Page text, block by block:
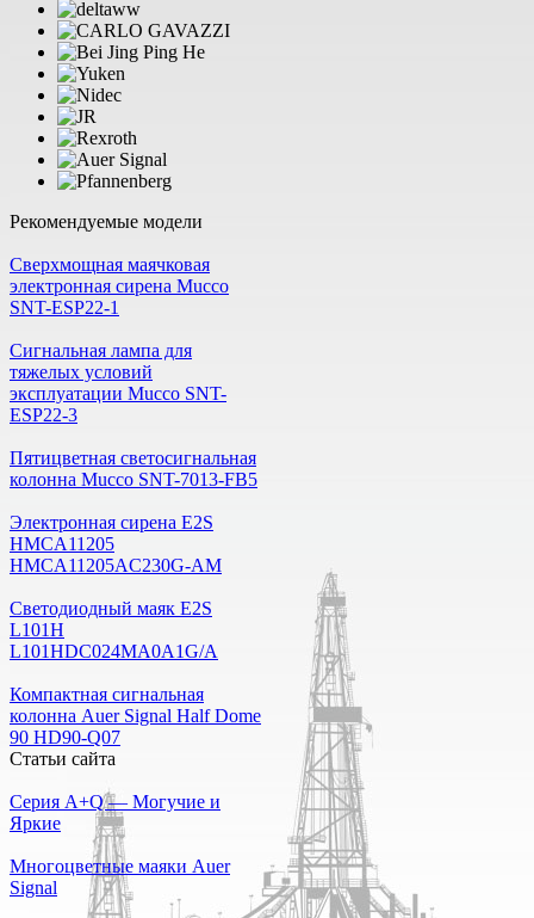
Рекомендуемые модели
Cверхмощная маячковая
электронная сирена Mucco
SNT-ESP22-1
Сигнальная лампа для
тяжелых условий
эксплуатации Mucco SNT-
ESP22-3
Пятицветная светосигнальная
колонна Mucco SNT-7013-FB5
Электронная сирена E2S
HMCA11205
HMCA11205AC230G-AM
Светодиодный маяк E2S
L101H
L101HDC024MA0A1G/A
Компактная сигнальная
колонна Auer Signal Half Dome
90 HD90-Q07
Статьи сайта
Серия A+Q — Могучие и
Яркие
Многоцветные маяки Auer
Signal